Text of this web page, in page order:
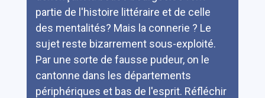
partie de l'histoire littéraire et de celle
des mentalités? Mais la connerie ? Le
sujet reste bizarrement sous-exploité.
Par une sorte de fausse pudeur, on le
cantonne dans les départements
périphériques et bas de l'esprit. Réfléchir